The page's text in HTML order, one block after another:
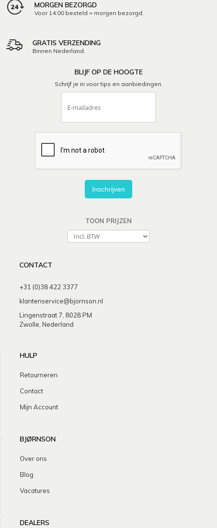
MORGEN BEZORGD
Voor 14:00 besteld = morgen bezorgd.
GRATIS VERZENDING
Binnen Nederland.
BLIJF OP DE HOOGTE
Schrijf je in voor tips en aanbiedingen.
Inschrijven
TOON PRIJZEN
CONTACT
+31 (0)38 422 3377
klantenservice@bjornson.nl
Lingenstraat 7, 8028 PM
Zwolle, Nederland
HULP
Retourneren
Contact
Mijn Account
BJØRNSON
Over ons
Blog
Vacatures
DEALERS